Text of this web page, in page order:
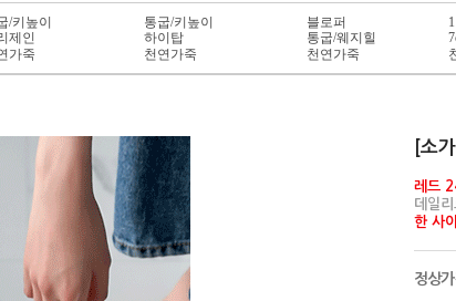
/키높이
제인
가죽
통굽/키높이
하이탑
천연가죽
블로퍼
통굽/웨지힐
천연가죽
[소
레드
데일
한 사
정상